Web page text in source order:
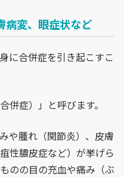
病変、眼症状など
に合併症を引き起こすこ
併症）」と呼びます。
や腫れ（関節炎）、皮膚
性膿皮症など）が挙げら
のの目の充血や痛み（ぶ